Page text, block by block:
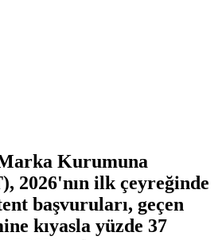
Kurumuna
2026'nın ilk çeyreğinde
başvuruları, geçen
kıyasla yüzde 37